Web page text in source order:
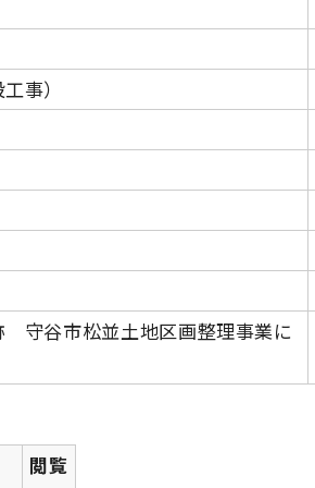
事）
守谷市松並土地区画整理事業に
閲覧